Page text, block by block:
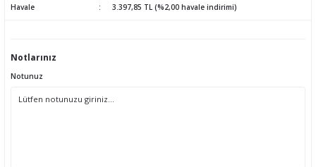
Havale
3.397,85 TL (%2,00 havale indirimi)
Notlarınız
Notunuz